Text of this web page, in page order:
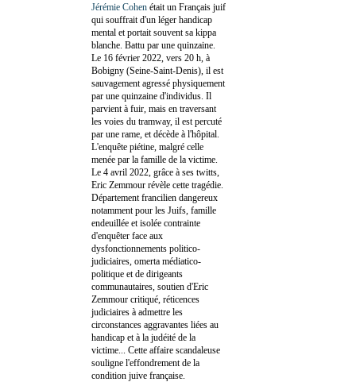
Jérémie Cohen était un Français juif
qui souffrait d'un léger handicap
mental et portait souvent sa kippa
blanche. Battu par une quinzaine.
Le 16 février 2022, vers 20 h, à
Bobigny (Seine-Saint-Denis), il est
sauvagement agressé physiquement
par une quinzaine d'individus. Il
parvient à fuir, mais en traversant
les voies du tramway, il est percuté
par une rame, et décède à l'hôpital.
L'enquête piétine, malgré celle
menée par la famille de la victime.
Le 4 avril 2022, grâce à ses twitts,
Eric Zemmour révèle cette tragédie.
Département francilien dangereux
notamment pour les Juifs, famille
endeuillée et isolée contrainte
d'enquêter face aux
dysfonctionnements politico-
judiciaires, omerta médiatico-
politique et de dirigeants
communautaires, soutien d'Eric
Zemmour critiqué, réticences
judiciaires à admettre les
circonstances aggravantes liées au
handicap et à la judéité de la
victime... Cette affaire scandaleuse
souligne l'effondrement de la
condition juive française.